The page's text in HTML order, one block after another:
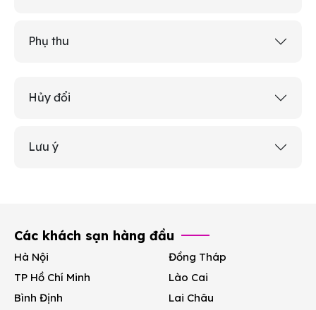
Phụ thu
Hủy đổi
Lưu ý
Các khách sạn hàng đầu
Hà Nội
TP Hồ Chí Minh
Bình Định
Đồng Tháp
Lào Cai
Lai Châu